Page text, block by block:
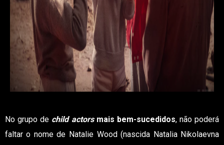
No grupo de child actorsmais bem-sucedidos, não poderá
faltar o nome de Natalie Wood (nascida Natalia Nikolaevna